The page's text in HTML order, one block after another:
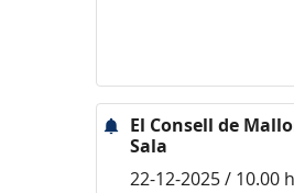
El Consell de
Sala
22-12-2025 / 10.00 h